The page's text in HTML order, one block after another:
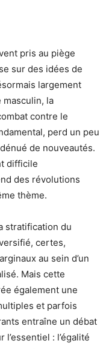
pris au piège
sur des idées de
largement
masculin, la
contre le
perd un peu
de nouveautés.
difficile
des révolutions
thème.
stratification du
certes,
au sein d’un
Mais cette
également une
et parfois
entraîne un débat
: l’égalité